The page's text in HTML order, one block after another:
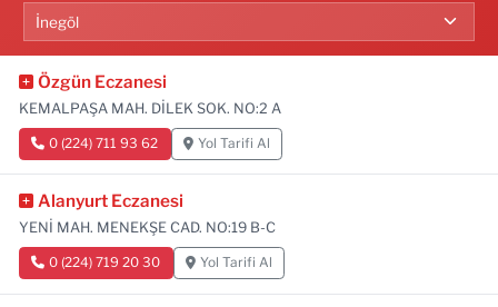
Özgün Eczanesi
KEMALPAŞA MAH. DİLEK SOK. NO:2 A
0 (224) 711 93 62 Yol Tarifi Al
Alanyurt Eczanesi
YENİ MAH. MENEKŞE CAD. NO:19 B-C
0 (224) 719 20 30 Yol Tarifi Al